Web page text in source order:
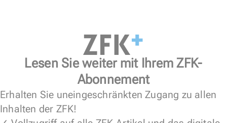
Lesen Sie weiter mit Ihrem ZFK-
Abonnement
Erhalten Sie uneingeschränkten Zugang zu allen
Inhalten der ZFK!